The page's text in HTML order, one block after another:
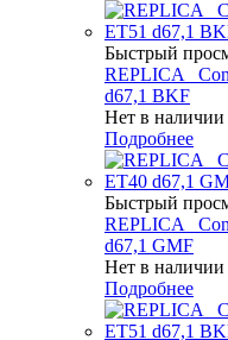
Быстрый
REPLICA
d67,1 BKF
Нет в наличии
Подробнее
Быстрый
REPLICA
d67,1 GMF
Нет в наличии
Подробнее